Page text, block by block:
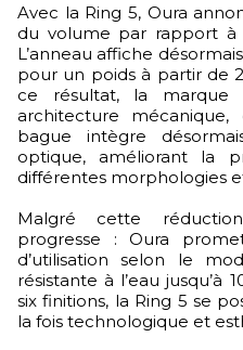
Avec la Ring 5, Oura
du volume par rapport à
L’anneau affiche
pour un poids à partir de
ce résultat, la marque
architecture
bague intègre
optique, améliorant la
différentes morphologies
Malgré cette
progresse : Oura
d’utilisation selon le
résistante à l’eau
six finitions, la Ring 5 se
la fois technologique et